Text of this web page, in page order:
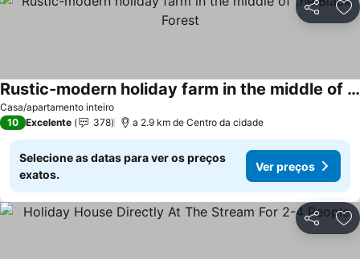
Partilhar
Casa/apartamento inteiro
Rustic-modern holiday farm in the middle of the Black Forest
10 Excelente 378 a 2.9 km de Centro da cidade
Selecione as datas para ver os preços
exatos.
Ver preços
Partilhar